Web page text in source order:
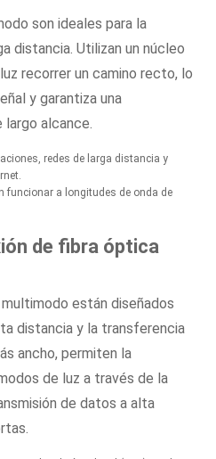
son ideales para la
distancia. Utilizan un núcleo
recorrer un camino recto, lo
y garantiza una
alcance.
redes de larga distancia y
funcionar a longitudes de onda de
de fibra óptica
están diseñados
distancia y la transferencia
ancho, permiten la
de luz a través de la
de datos a alta